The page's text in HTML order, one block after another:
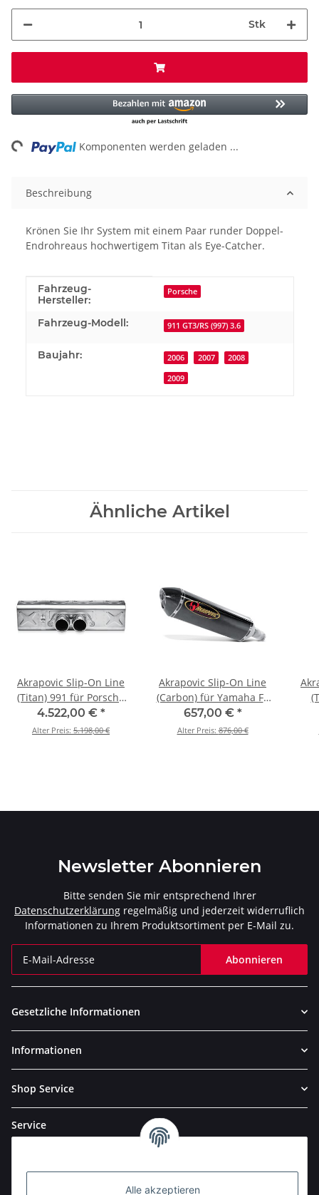
Alle akzeptieren
Stk
Komponenten werden geladen ...
Beschreibung
Krönen Sie Ihr System mit einem Paar runder Doppel-
Endrohreaus hochwertigem Titan als Eye-Catcher.
Produkteigenschaft
Wert
Fahrzeug-
Hersteller:
Porsche
Fahrzeug-Modell: 911 GT3/RS (997) 3.6
Baujahr: 2006 2007 2008
2009
Ähnliche Artikel
Akrapovic Slip-On Line
(Titan) 991 für Porsche
911 GT3/RS (997) 3.6 BJ
2006 > 2009 (MTP-
4.522,00 € *
Alter Preis: 5.198,00 €
Akrapovic Slip-On Line
(Carbon) für Yamaha FZ
1 FAZER - BJ. 2006 > 2015
(S-Y10SO7-HRC)
657,00 € *
Alter Preis:876,00 €
Newsletter Abonnieren
Bitte senden Sie mir entsprechend Ihrer
Datenschutzerklärung regelmäßig und jederzeit widerruflich
Informationen zu Ihrem Produktsortiment per E-Mail zu.
Abonnieren
Gesetzliche Informationen
Informationen
Shop Service
Service